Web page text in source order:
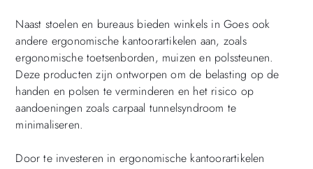
Naast stoelen en bureaus bieden winkels in Goes ook
andere ergonomische kantoorartikelen aan, zoals
ergonomische toetsenborden, muizen en polssteunen.
Deze producten zijn ontworpen om de belasting op de
handen en polsen te verminderen en het risico op
aandoeningen zoals carpaal tunnelsyndroom te
minimaliseren.
Door te investeren in ergonomische kantoorartikelen